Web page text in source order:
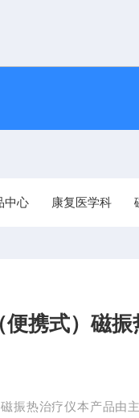
动电脑验光仪
中心 康复医学科
携式）磁振
磁振热治疗仪本产